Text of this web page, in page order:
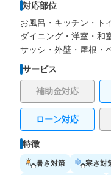
対応部位
お風呂・ キッチン・ ト
ダイニング・ 洋室・ 和
サッシ・ 外壁・ 屋根・
サービス
補助金対応
ローン対応
特徴
暑さ対策 寒さ対